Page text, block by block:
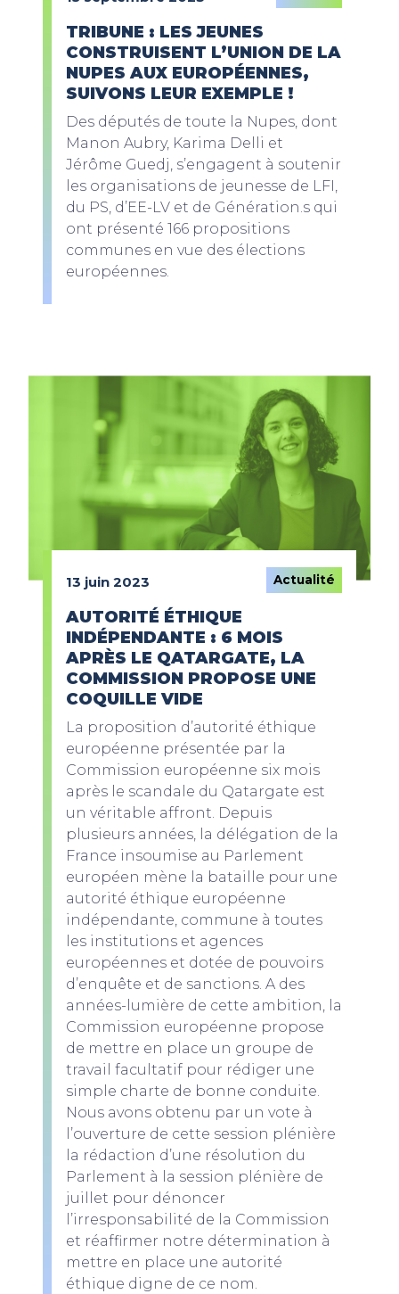
TRIBUNE : LES JEUNES
CONSTRUISENT L’UNION DE LA
NUPES AUX EUROPÉENNES,
SUIVONS LEUR EXEMPLE !
Des députés de toute la Nupes, dont
Manon Aubry, Karima Delli et
Jérôme Guedj, s’engagent à soutenir
les organisations de jeunesse de LFI,
du PS, d’EE-LV et de Génération.s qui
ont présenté 166 propositions
communes en vue des élections
européennes.
13 juin 2023 Actualité
AUTORITÉ ÉTHIQUE
INDÉPENDANTE : 6 MOIS
APRÈS LE QATARGATE, LA
COMMISSION PROPOSE UNE
COQUILLE VIDE
La proposition d’autorité éthique
européenne présentée par la
Commission européenne six mois
après le scandale du Qatargate est
un véritable affront. Depuis
plusieurs années, la délégation de la
France insoumise au Parlement
européen mène la bataille pour une
autorité éthique européenne
indépendante, commune à toutes
les institutions et agences
européennes et dotée de pouvoirs
d’enquête et de sanctions. A des
années-lumière de cette ambition, la
Commission européenne propose
de mettre en place un groupe de
travail facultatif pour rédiger une
simple charte de bonne conduite.
Nous avons obtenu par un vote à
l’ouverture de cette session plénière
la rédaction d’une résolution du
Parlement à la session plénière de
juillet pour dénoncer
l’irresponsabilité de la Commission
et réaffirmer notre détermination à
mettre en place une autorité
éthique digne de ce nom.